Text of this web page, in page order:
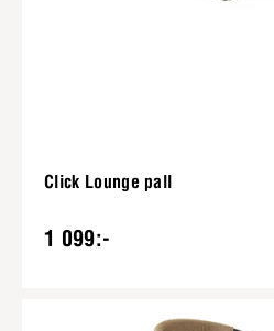
Click Lounge pall
1 099:-